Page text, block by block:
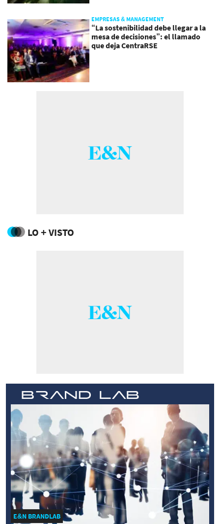
EMPRESAS & MANAGEMENT
“La sostenibilidad debe llegar a la
mesa de decisiones”: el llamado
que deja CentraRSE
LO + VISTO
E&N BRANDLAB